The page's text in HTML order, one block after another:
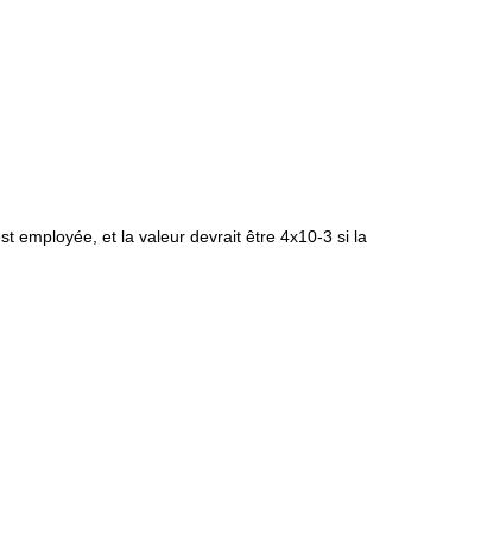
employée, et la valeur devrait être 4x10-3 si la